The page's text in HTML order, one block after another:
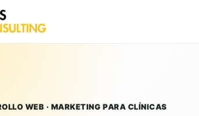
WEB · MARKETING PARA CLÍNICAS